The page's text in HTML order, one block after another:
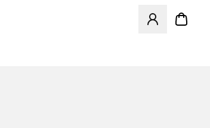
Odpre Modal